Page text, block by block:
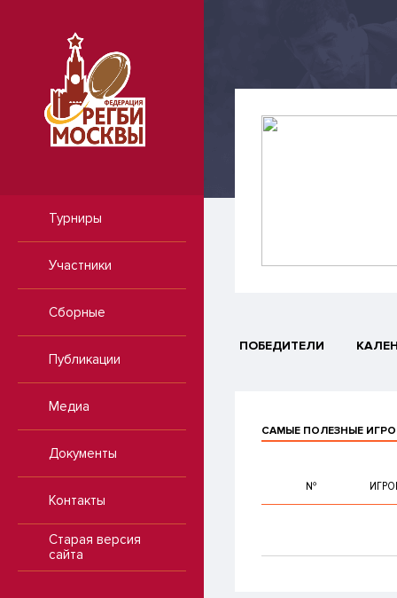
Турниры
Участники
Сборные
Публикации
Медиа
Документы
Контакты
Старая версия
сайта
ПОБЕДИТЕЛИ
САМЫЕ ПОЛЕЗНЫЕ
№